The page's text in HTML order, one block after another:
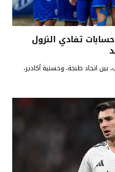
تفادي النزول
بين اتحاد طنجة، وحسنية أكادير،